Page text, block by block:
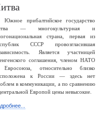
Южное прибалтийское государство
— многокультурная и
страна, первая из
СССР провозгласившая
Является участницей
соглашения, членом НАТО
относительно близко
к России — здесь нет
в коммуникации, а по сравнению
Европой цены невысокие.